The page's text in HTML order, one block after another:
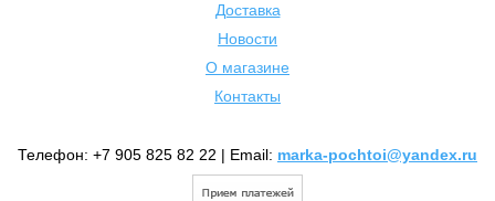
Доставка
Новости
О магазине
Контакты
Телефон: +7 905 825 82 22 | Email: marka-pochtoi@yandex.ru